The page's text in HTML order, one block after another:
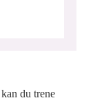
du trene